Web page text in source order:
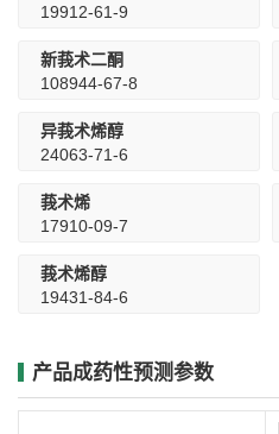
19912-61-9
新莪术二酮
108944-67-8
异莪术烯醇
24063-71-6
莪术烯
17910-09-7
莪术烯醇
19431-84-6
产品成药性预测参数